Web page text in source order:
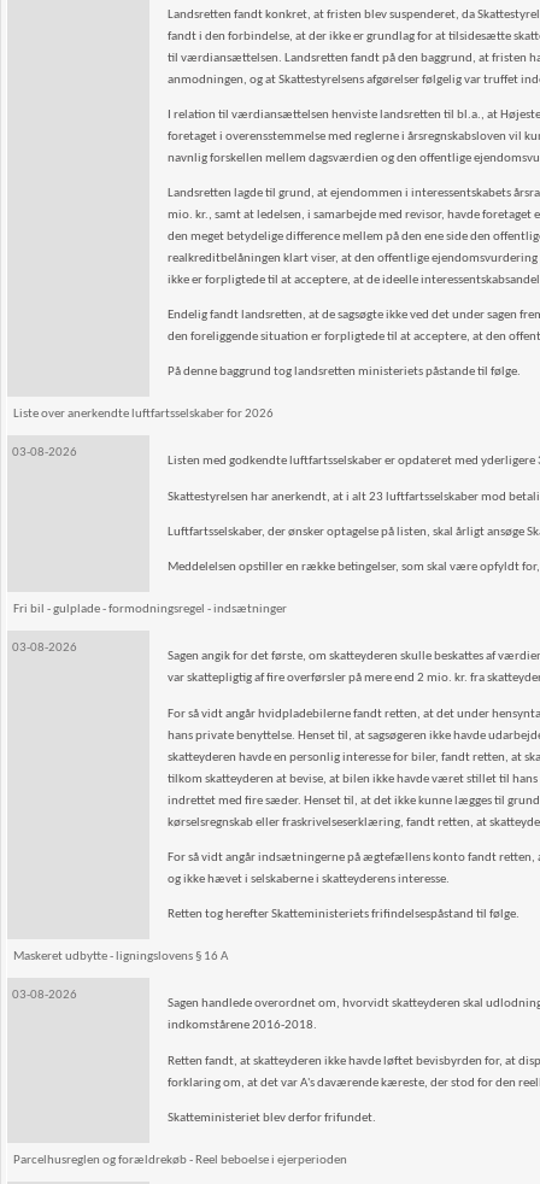
Landsretten fandt konkret, at fristen blev suspenderet, da
fandt i den forbindelse, at der ikke er grundlag for at tilsidesætte
til værdiansættelsen. Landsretten fandt på den baggrund, at fristen
anmodningen, og at Skattestyrelsens afgørelser følgelig var truffet
I relation til værdiansættelsen henviste landsretten til bl.a., at
foretaget i overensstemmelse med reglerne i årsregnskabsloven vil
navnlig forskellen mellem dagsværdien og den offentlige
Landsretten lagde til grund, at ejendommen i interessentskabets
mio. kr., samt at ledelsen, i samarbejde med revisor, havde
den meget betydelige difference mellem på den ene side den
realkreditbelåningen klart viser, at den offentlige
ikke er forpligtede til at acceptere, at de ideelle
Endelig fandt landsretten, at de sagsøgte ikke ved det under sagen
den foreliggende situation er forpligtede til at acceptere, at den
På denne baggrund tog landsretten ministeriets påstande til følge.
Liste over anerkendte luftfartsselskaber for 2026
03-08-2026
Listen med godkendte luftfartsselskaber er opdateret med yderligere
Skattestyrelsen har anerkendt, at i alt 23 luftfartsselskaber mod
Luftfartsselskaber, der ønsker optagelse på listen, skal årligt ansøge
Meddelelsen opstiller en række betingelser, som skal være opfyldt
Fri bil - gulplade - formodningsregel - indsætninger
03-08-2026
Sagen angik for det første, om skatteyderen skulle beskattes af
var skattepligtig af fire overførsler på mere end 2 mio. kr. fra
For så vidt angår hvidpladebilerne fandt retten, at det under
hans private benyttelse. Henset til, at sagsøgeren ikke havde
skatteyderen havde en personlig interesse for biler, fandt retten, at
tilkom skatteyderen at bevise, at bilen ikke havde været stillet til
indrettet med fire sæder. Henset til, at det ikke kunne lægges til
kørselsregnskab eller fraskrivelseserklæring, fandt retten, at
For så vidt angår indsætningerne på ægtefællens konto fandt retten,
og ikke hævet i selskaberne i skatteyderens interesse.
Retten tog herefter Skatteministeriets frifindelsespåstand til følge.
Maskeret udbytte - ligningslovens § 16 A
03-08-2026
Sagen handlede overordnet om, hvorvidt skatteyderen skal
indkomstårene 2016-2018.
Retten fandt, at skatteyderen ikke havde løftet bevisbyrden for, at
forklaring om, at det var A's daværende kæreste, der stod for den
Skatteministeriet blev derfor frifundet.
Parcelhusreglen og forældrekøb - Reel beboelse i ejerperioden